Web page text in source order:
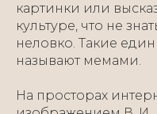
картинки или
культуре, что не
неловко. Такие
называют мемами.
На просторах